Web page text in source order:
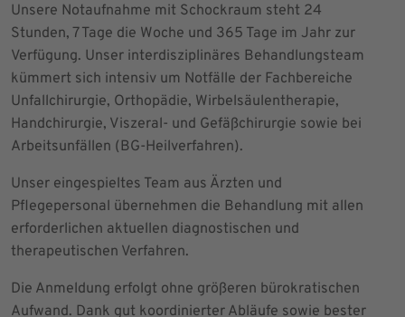
Unsere Notaufnahme mit Schockraum steht 24
Stunden, 7 Tage die Woche und 365 Tage im Jahr zur
Verfügung. Unser interdisziplinäres Behandlungsteam
kümmert sich intensiv um Notfälle der Fachbereiche
Unfallchirurgie, Orthopädie, Wirbelsäulentherapie,
Handchirurgie, Viszeral- und Gefäßchirurgie sowie bei
Arbeitsunfällen (BG-Heilverfahren).
Unser eingespieltes Team aus Ärzten und
Pflegepersonal übernehmen die Behandlung mit allen
erforderlichen aktuellen diagnostischen und
therapeutischen Verfahren.
Die Anmeldung erfolgt ohne größeren bürokratischen
Aufwand. Dank gut koordinierter Abläufe sowie bester